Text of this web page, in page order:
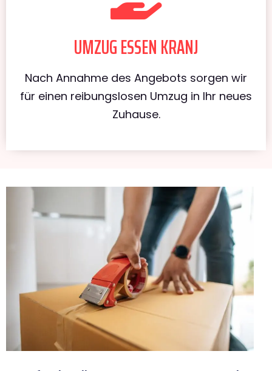
UMZUG ESSEN KRANJ
Nach Annahme des Angebots sorgen wir
für einen reibungslosen Umzug in Ihr neues
Zuhause.